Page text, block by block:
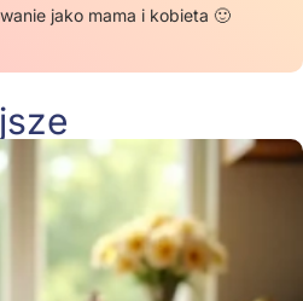
jako mama i kobieta 🙂